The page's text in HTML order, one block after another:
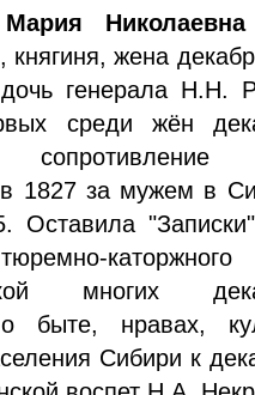
Николаевна
княгиня, жена
генерала Н.Н.
среди жён
1827 за мужем в
Оставила
многих
быте, нравах,
Сибири к